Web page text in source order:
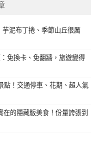
芋泥布丁捲、季節山丘很厲
免換卡、免翻牆，旅遊變得
點！交通停車、花期、超人氣
在的隱藏版美食！份量誇張到